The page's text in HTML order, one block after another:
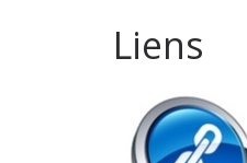
Liens